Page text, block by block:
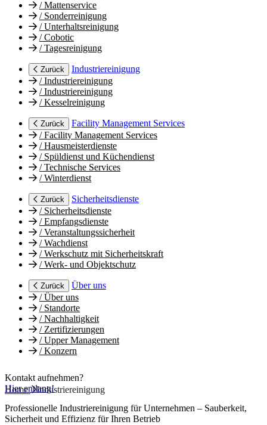
/Mattenservice
/Sonderreinigung
/Unterhaltsreinigung
/Cobotic
/Tagesreinigung
Zurück
Industriereinigung
/Industriereinigung
/Industriereinigung
/Kesselreinigung
Zurück
Facility Management Services
/Facility Management Services
/Hausmeisterdienste
/Spüldienst und Küchendienst
/Technische Services
/Winterdienst
Zurück
Sicherheitsdienste
/Sicherheitsdienste
/Empfangsdienste
/Veranstaltungssicherheit
/Wachdienst
/Werkschutz mit Sicherheitskraft
/Werk- und Objektschutz
Zurück
Über uns
/Über uns
/Standorte
/Nachhaltigkeit
/Zertifizierungen
/Upper Management
/Konzern
Kontakt aufnehmen?
Hier entlang!
Home Industriereinigung
Professionelle Industriereinigung für Unternehmen – Sauberkeit,
Sicherheit und Effizienz für Ihren Betrieb